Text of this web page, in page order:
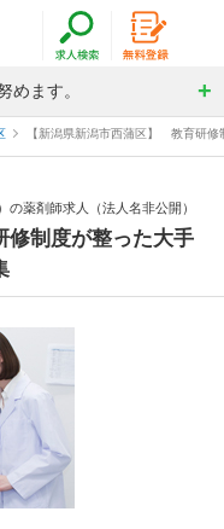
めます。
【新潟県新潟市西蒲区】 教育研
薬剤師求人（法人名非公開）
修制度が整った大手